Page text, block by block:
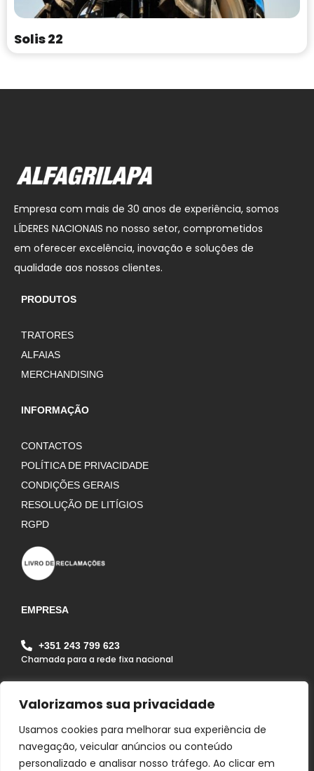
Valorizamos sua privacidade
Usamos cookies para melhorar sua experiência de
navegação, veicular anúncios ou conteúdo
personalizado e analisar nosso tráfego. Ao clicar em
Solis 22
Empresa com mais de 30 anos de experiência, somos
LÍDERES NACIONAIS no nosso setor, comprometidos
em oferecer excelência, inovação e soluções de
qualidade aos nossos clientes.
PRODUTOS
TRATORES
ALFAIAS
MERCHANDISING
INFORMAÇÃO
CONTACTOS
POLÍTICA DE PRIVACIDADE
CONDIÇÕES GERAIS
RESOLUÇÃO DE LITÍGIOS
RGPD
EMPRESA
+351 243 799 623
Chamada para a rede fixa nacional
Rua Pousio do João Maria, Zona Industrial da Lapa